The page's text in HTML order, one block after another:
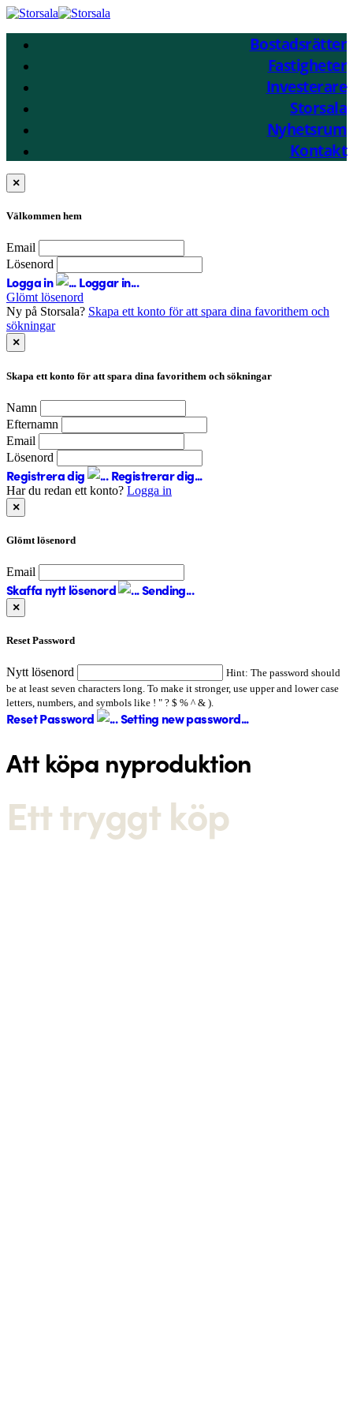
Bostadsrätter
Fastigheter
Investerare
Storsala
Nyhetsrum
Kontakt
×
Välkommen hem
Email
Lösenord
Logga in Loggar in...
Glömt lösenord
Ny på Storsala? Skapa ett konto för att spara dina favorithem och
sökningar
×
Skapa ett konto för att spara dina favorithem och sökningar
Namn
Efternamn
Email
Lösenord
Registrera dig Registrerar dig...
Har du redan ett konto? Logga in
×
Glömt lösenord
Email
Skaffa nytt lösenord Sending...
×
Reset Password
Nytt lösenord
Hint: The password should
be at least seven characters long. To make it stronger, use upper and lower case
letters, numbers, and symbols like ! " ? $ % ^ & ).
Reset Password Setting new password...
Att köpa nyproduktion
Ett tryggt köp